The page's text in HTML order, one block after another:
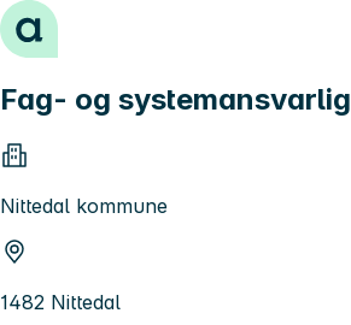
Hopp til innhold
Fag- og systemansvarlig
Nittedal kommune
1482 Nittedal